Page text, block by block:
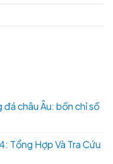
châu Âu: bốn chỉ số
Tổng Hợp Và Tra Cứu